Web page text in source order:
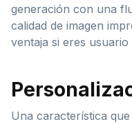
generación con una
calidad de imagen
ventaja si eres usuario
Una característica